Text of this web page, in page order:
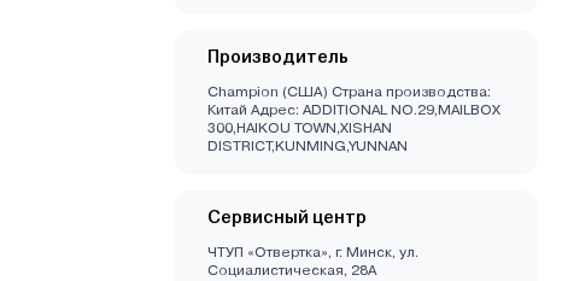
Производитель
Champion (США) Страна производства:
Китай Адрес: ADDITIONAL NO.29,MAILBOX
300,HAIKOU TOWN,XISHAN
DISTRICT,KUNMING,YUNNAN
Сервисный центр
ЧТУП «Отвертка», г. Минск, ул.
Социалистическая, 28А